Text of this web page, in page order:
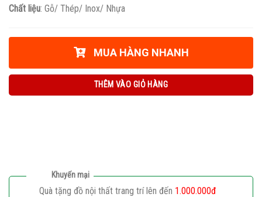
Chất liệu: Gỗ/ Thép/ Inox/ Nhựa
MUA HÀNG NHANH
THÊM VÀO GIỎ HÀNG
Khuyến mại
Quà tặng đồ nội thất trang trí lên đến 1.000.000đ